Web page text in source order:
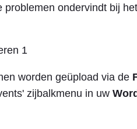
ondervindt bij
worden geüpload via de
zijbalkmenu in uw